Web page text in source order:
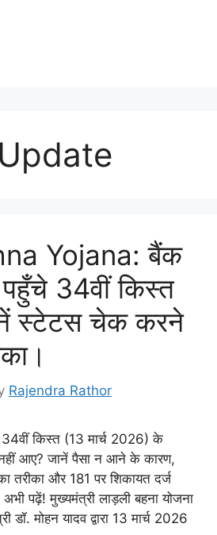
Yojana: बैंक
34वीं किस्त
स्टेटस चेक करने
Rajendra Rathor
34वीं किस्त (13 मार्च 2026) के
आए? जानें पैसा न आने के कारण,
और 181 पर शिकायत दर्ज
पढ़ें! मुख्यमंत्री लाड़ली बहना योजना
डॉ. मोहन यादव द्वारा 13 मार्च 2026